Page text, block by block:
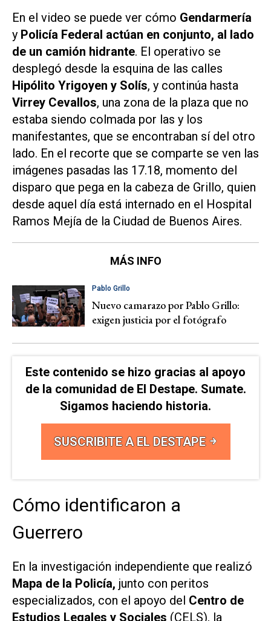
En el video se puede ver cómo Gendarmería
y Policía Federal actúan en conjunto, al lado
de un camión hidrante. El operativo se
desplegó desde la esquina de las calles
Hipólito Yrigoyen y Solís, y continúa hasta
Virrey Cevallos, una zona de la plaza que no
estaba siendo colmada por las y los
manifestantes, que se encontraban sí del otro
lado. En el recorte que se comparte se ven las
imágenes pasadas las 17.18, momento del
disparo que pega en la cabeza de Grillo, quien
desde aquel día está internado en el Hospital
Ramos Mejía de la Ciudad de Buenos Aires.
MÁS INFO
Pablo Grillo
Nuevo camarazo por Pablo Grillo:
exigen justicia por el fotógrafo
Este contenido se hizo gracias al apoyo
de la comunidad de El Destape. Sumate.
Sigamos haciendo historia.
SUSCRIBITE A EL DESTAPE
Cómo identificaron a
Guerrero
En la investigación independiente que realizó
Mapa de la Policía, junto con peritos
especializados, con el apoyo del Centro de
Estudios Legales y Sociales (CELS), la